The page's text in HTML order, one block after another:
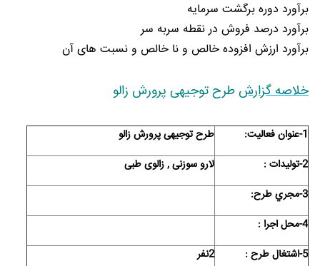
برآورد دوره برگشت سرمایه
برآورد درصد فروش در نقطه سربه سر
برآورد ارزش افزوده خالص و نا خالص و نسبت های آن
خلاصه گزارشطرح توجیهی پرورش زالو
1-عنوان فعاليت:
طرح توجیهی پرورش زالو
2-تولیدات :
لارو سوزنی , زالوی طبی
3-مجري طرح:
4-محل اجرا :
5-اشتغال طرح :
2نفر